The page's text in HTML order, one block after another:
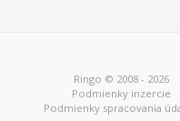
Ringo © 2008 - 2026
Podmienky inzercie
Podmienky spracovania